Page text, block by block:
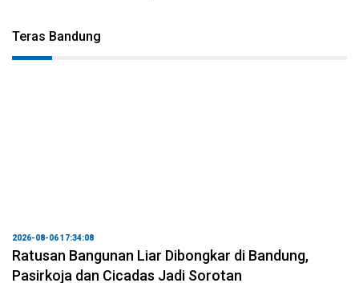
Teras Bandung
2026-08-06 17:34:08
Ratusan Bangunan Liar Dibongkar di Bandung,
Pasirkoja dan Cicadas Jadi Sorotan